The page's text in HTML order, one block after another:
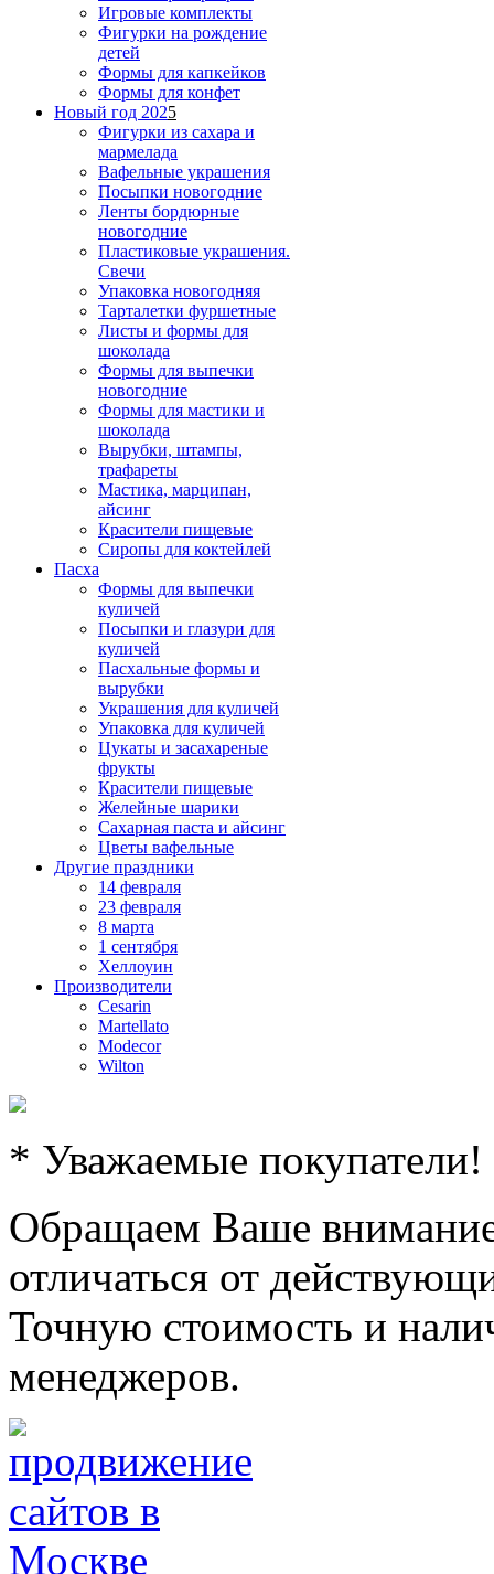
Игровые комплекты
Фигурки на рождение
детей
Формы для капкейков
Формы для конфет
Новый год 2025
Фигурки из сахара и
мармелада
Вафельные украшения
Посыпки новогодние
Ленты бордюрные
новогодние
Пластиковые украшения.
Свечи
Упаковка новогодняя
Тарталетки фуршетные
Листы и формы для
шоколада
Формы для выпечки
новогодние
Формы для мастики и
шоколада
Вырубки, штампы,
трафареты
Мастика, марципан,
айсинг
Красители пищевые
Сиропы для коктейлей
Пасха
Формы для выпечки
куличей
Посыпки и глазури для
куличей
Пасхальные формы и
вырубки
Украшения для куличей
Упаковка для куличей
Цукаты и засахареные
фрукты
Красители пищевые
Желейные шарики
Сахарная паста и айсинг
Цветы вафельные
Другие праздники
14 февраля
23 февраля
8 марта
1 сентября
Хеллоуин
Производители
Cesarin
Martellato
Modecor
Wilton
* Уважаемые покупатели!
Обращаем Ваше
отличаться от
Точную стоимость и
менеджеров.